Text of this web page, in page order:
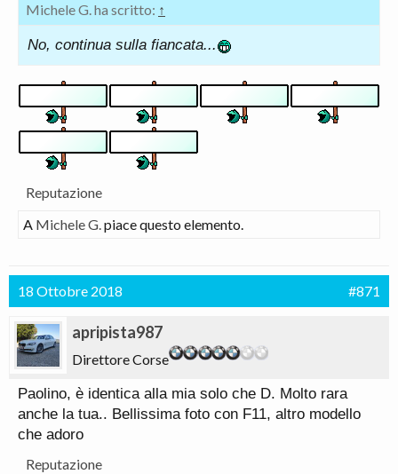
Michele G. ha scritto: ↑
No, continua sulla fiancata...
Reputazione
A Michele G.piace questo elemento.
18 Ottobre 2018 #871
apripista987
Direttore Corse
Paolino, è identica alla mia solo che D. Molto rara
anche la tua.. Bellissima foto con F11, altro modello
che adoro
Reputazione